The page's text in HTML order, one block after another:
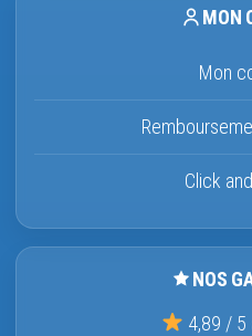
MON
Mon
Click
NOS
4,89 / 5